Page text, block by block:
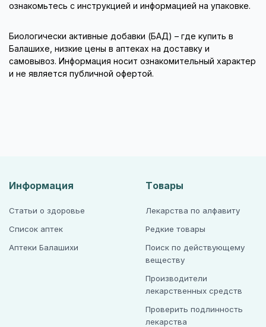
ознакомьтесь с инструкцией и информацией на упаковке.
Биологически активные добавки (БАД) – где купить в
Балашихе, низкие цены в аптеках на доставку и
самовывоз. Информация носит ознакомительный характер
и не является публичной офертой.
Информация
Статьи о здоровье
Список аптек
Аптеки Балашихи
Товары
Лекарства по алфавиту
Редкие товары
Поиск по действующему
веществу
Производители
лекарственных средств
Проверить подлинность
лекарства